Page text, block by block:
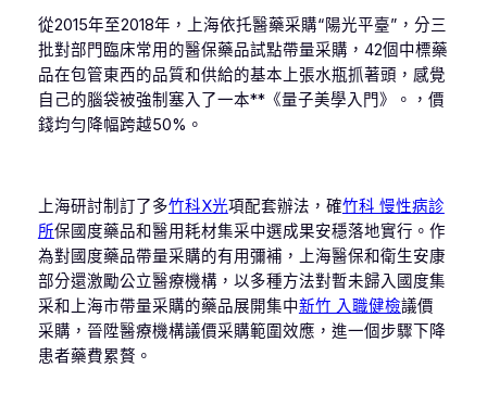
從2015年至2018年，上海依托醫藥采購“陽光平臺”，分三
批對部門臨床常用的醫保藥品試點帶量采購，42個中標藥
品在包管東西的品質和供給的基本上張水瓶抓著頭，感覺
自己的腦袋被強制塞入了一本**《量子美學入門》。，價
錢均勻降幅跨越50%。
上海研討制訂了多竹科X光項配套辦法，確竹科 慢性病診
所保國度藥品和醫用耗材集采中選成果安穩落地實行。作
為對國度藥品帶量采購的有用彌補，上海醫保和衛生安康
部分還激勵公立醫療機構，以多種方法對暫未歸入國度集
采和上海市帶量采購的藥品展開集中新竹 入職健檢議價
采購，晉陞醫療機構議價采購範圍效應，進一個步驟下降
患者藥費累贅。